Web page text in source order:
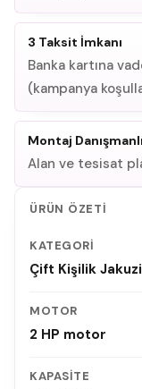
3 Taksit İmkanı
Banka kartına
(kampanya
Montaj
Alan ve tesisat
ÜRÜN ÖZETI
KATEGORI
Çift Kişilik
MOTOR
2 HP motor
KAPASITE